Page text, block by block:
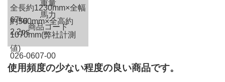
全長約1230mm×全幅
約560mm×全高約
1070mm(弊社計測
値)
重量
67kg
馬力
2.2ps
商品コード
026-0607-00
使用頻度の少ない程度の良い商品です。